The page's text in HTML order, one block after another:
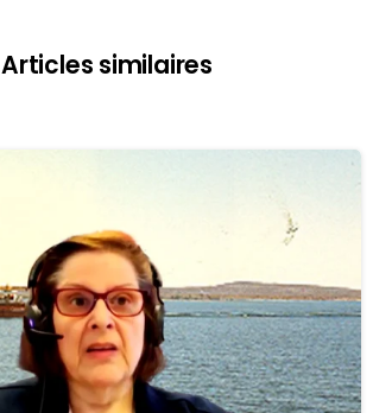
Articles similaires